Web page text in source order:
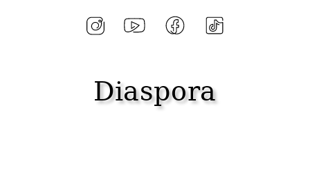
Diaspora